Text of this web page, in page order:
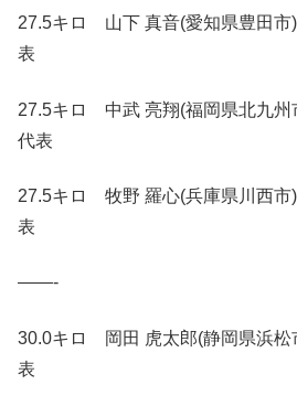
27.5キロ 山下 真音(愛知県豊田
表
27.5キロ 中武 亮翔(福岡県北九
代表
27.5キロ 牧野 羅心(兵庫県川西
表
——-
30.0キロ 岡田 虎太郎(静岡県浜
表